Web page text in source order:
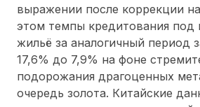
выражении после коррекции
этом темпы кредитования под
жильё за аналогичный период
17,6% до 7,9% на фоне
подорожания драгоценных
очередь золота. Китайские